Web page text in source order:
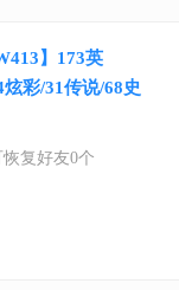
】173英
彩/31传说/68史
复好友0个